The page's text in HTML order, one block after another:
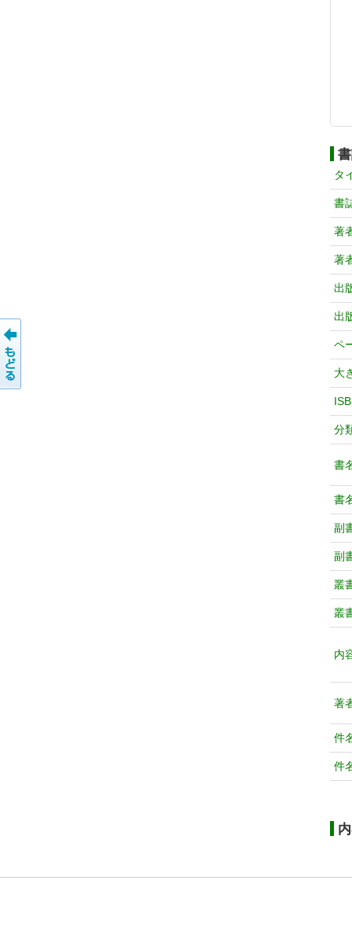
タ
書
著
著
出
出
ペ
大
分
書
書
副
副
叢
叢
内
著
件
件